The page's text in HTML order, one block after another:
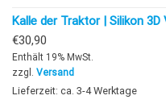
Kalle der Traktor | Silikon
€30,90
Enthält 19% MwSt.
zzgl. Versand
Lieferzeit: ca. 3-4 Werktage